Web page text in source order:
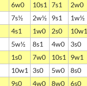
6w0 10s1 7s1 2w0
7s½ 2w½ 9s1 1w½
4s1 1w0 2s0 10w1
5w½ 8s1 4w0 3s0
1s0 7w0 10s1 9w1
10w1 3s0 5w0 8s0
9s0 4w0 8w0 6s0